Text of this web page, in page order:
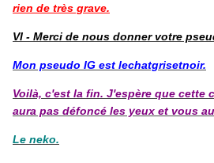
rien de très grave.
VI - Merci de nous donner votre
Mon pseudo IG est lechatgrisetnoir.
Voilà, c'est la fin. J'espère que cette
aura pas défoncé les yeux et vous
Le neko.